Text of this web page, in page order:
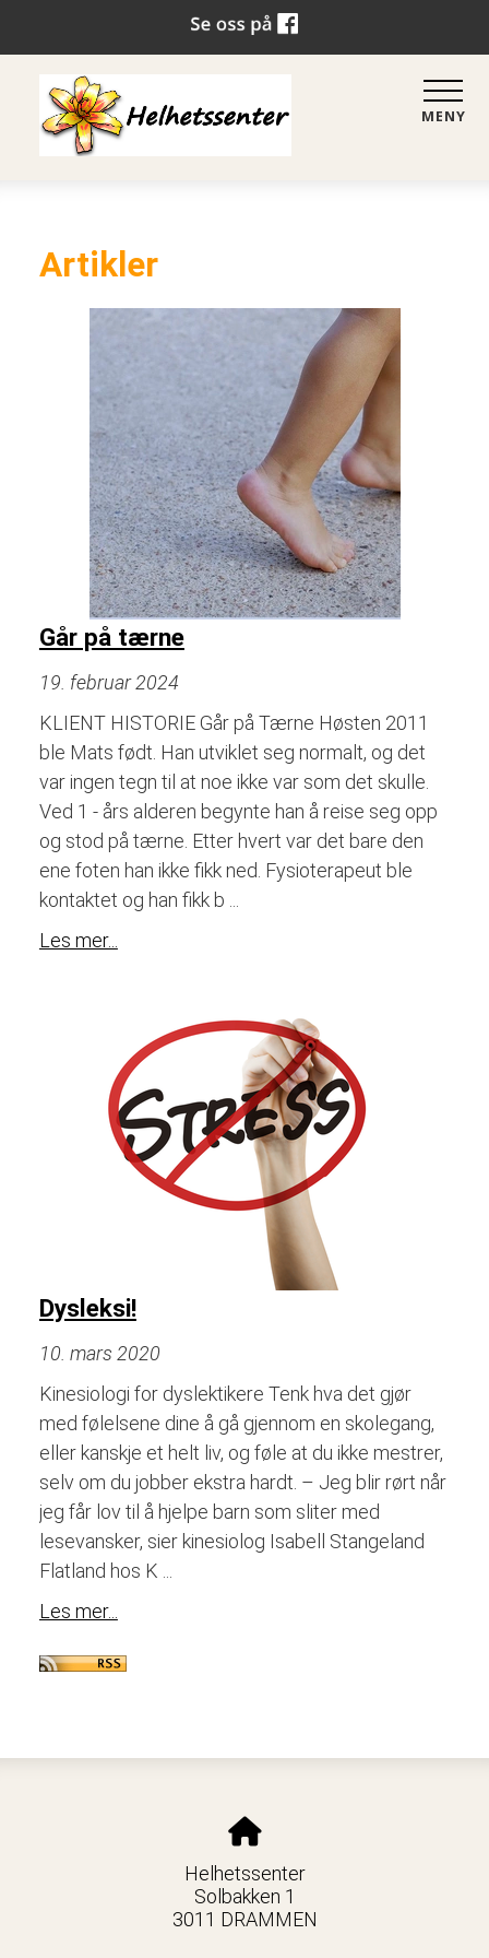
MENY
Artikler
Går på tærne
19. februar 2024
KLIENT HISTORIE Går på Tærne Høsten 2011
ble Mats født. Han utviklet seg normalt, og det
var ingen tegn til at noe ikke var som det skulle.
Ved 1 - års alderen begynte han å reise seg opp
og stod på tærne. Etter hvert var det bare den
ene foten han ikke fikk ned. Fysioterapeut ble
kontaktet og han fikk b ...
Les mer...
Dysleksi!
10. mars 2020
Kinesiologi for dyslektikere Tenk hva det gjør
med følelsene dine å gå gjennom en skolegang,
eller kanskje et helt liv, og føle at du ikke mestrer,
selv om du jobber ekstra hardt. – Jeg blir rørt når
jeg får lov til å hjelpe barn som sliter med
lesevansker, sier kinesiolog Isabell Stangeland
Flatland hos K ...
Les mer...
Helhetssenter
Solbakken 1
3011 DRAMMEN